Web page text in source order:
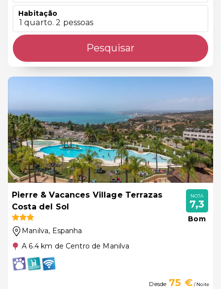
Habitação
1 quarto. 2 pessoas
Pesquisar
Pierre & Vacances Village Terrazas
Costa del Sol
Manilva, Espanha
A 6.4 km de Centro de Manilva
NOTA
7,3
Bom
Desde 75 €/ Noite